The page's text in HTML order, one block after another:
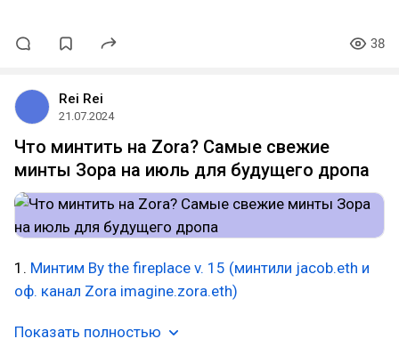
38
Rei Rei
21.07.2024
Что минтить на Zora? Самые свежие
минты Зора на июль для будущего дропа
1. Минтим By the fireplace v. 15 (минтили jacob.eth и
оф. канал Zora imagine.zora.eth)
Показать полностью